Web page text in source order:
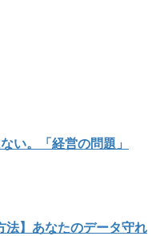
い。「経営の問題」
法】あなたのデータ守れ